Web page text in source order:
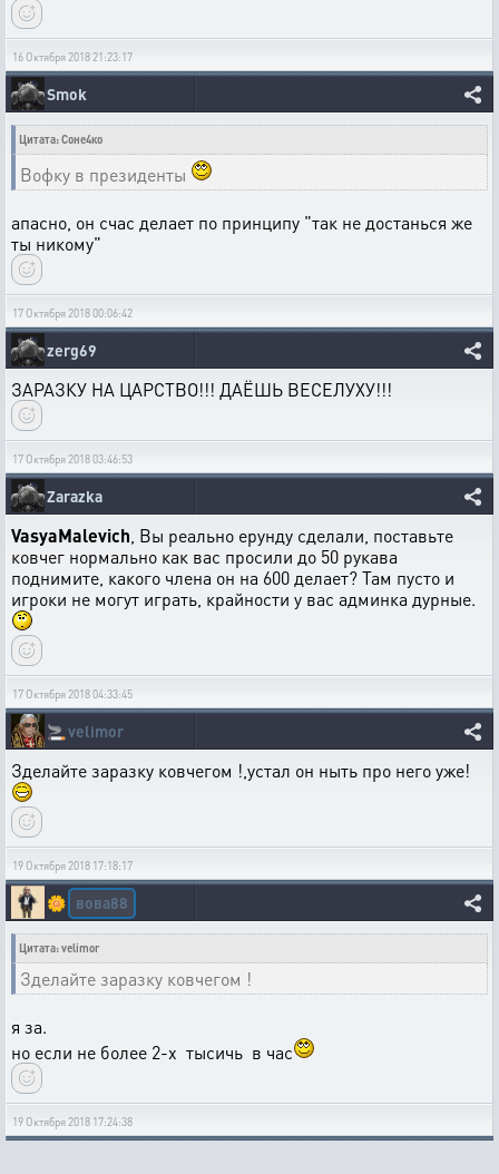
16 Октября 2018 21:23:17
Smok
Цитата: Соне4ко
Вофку в президенты
апасно, он счас делает по принципу "так не достанься же
ты никому"
17 Октября 2018 00:06:42
zerg69
ЗАРАЗКУ НА ЦАРСТВО!!! ДАЁШЬ ВЕСЕЛУХУ!!!
17 Октября 2018 03:46:53
Zarazka
VasyaMalevich , Вы реально ерунду сделали, поставьте
ковчег нормально как вас просили до 50 рукава
поднимите, какого члена он на 600 делает? Там пусто и
игроки не могут играть, крайности у вас админка дурные.
17 Октября 2018 04:33:45
🚬 velimor
Зделайте заразку ковчегом !,устал он ныть про него уже!
19 Октября 2018 17:18:17
🌼 вова88
Цитата: velimor
Зделайте заразку ковчегом !
я за.
но если не более 2-х тысичь в час
19 Октября 2018 17:24:38